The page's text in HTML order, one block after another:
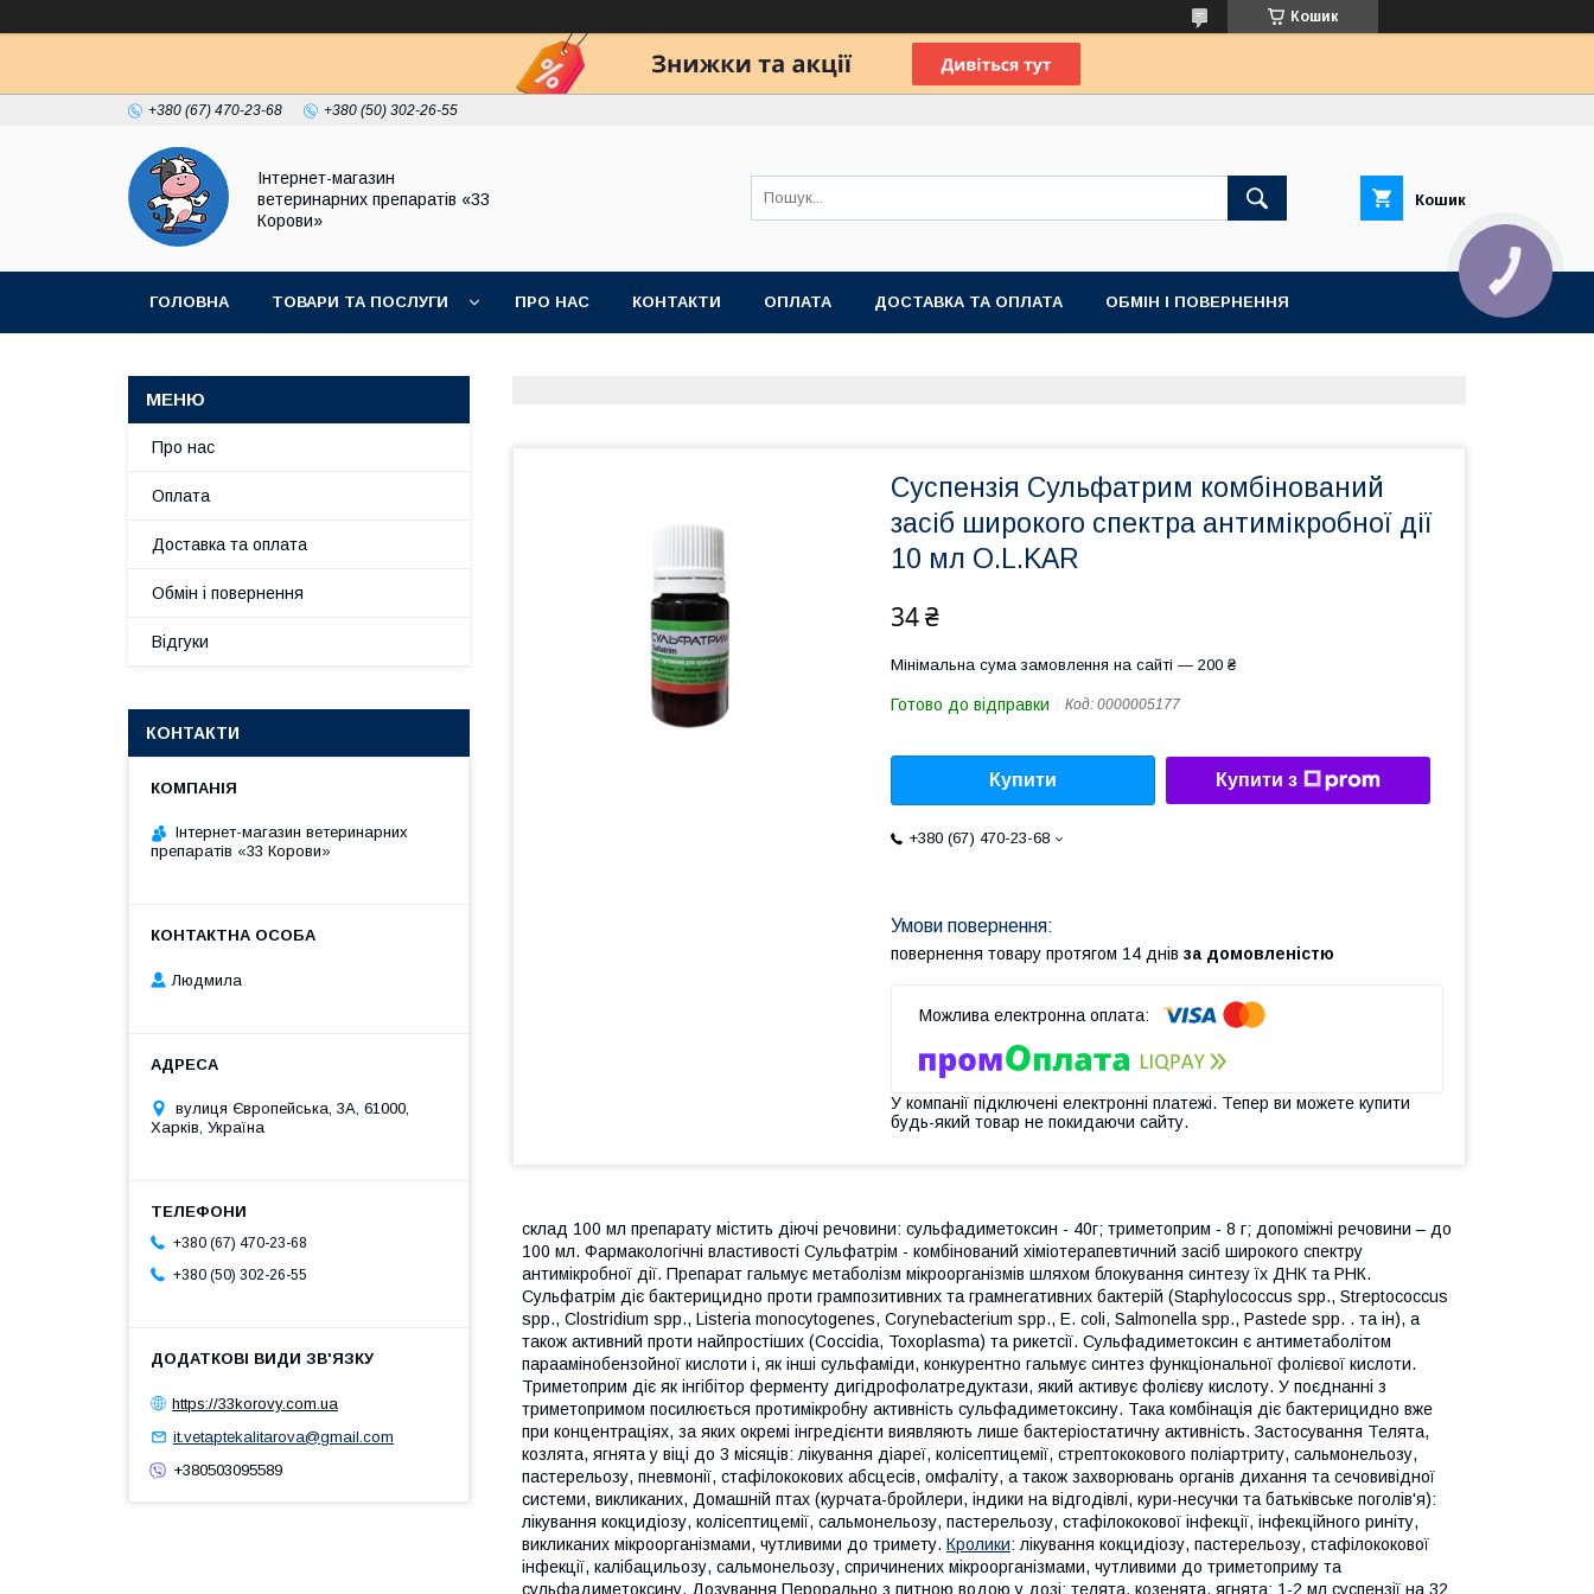
Кошик
+380 (67) 470-23-68 +380 (50) 302-26-55
Інтернет-магазин
ветеринарних препаратів «33
Корови»
Кошик
ГОЛОВНА ТОВАРИ ТА ПОСЛУГИ ПРО НАС КОНТАКТИ ОПЛАТА ДОСТАВКА ТА ОПЛАТА ОБМІН І ПОВЕРНЕННЯ
Суспензія Сульфатрим комбінований
засіб широкого спектра антимікробної дії
10 мл O.L.KAR
34 ₴
Мінімальна сума замовлення на сайті — 200 ₴
Готово до відправки Код: 0000005177
Купити Купити з
+380 (67) 470-23-68
повернення товару протягом 14 днів за домовленістю
У компанії підключені електронні платежі. Тепер ви можете купити
будь-який товар не покидаючи сайту.
склад 100 мл препарату містить діючі речовини: сульфадиметоксин - 40г; триметоприм - 8 г; допоміжні речовини – до
100 мл. Фармакологічні властивості Сульфатрім - комбінований хіміотерапевтичний засіб широкого спектру
антимікробної дії. Препарат гальмує метаболізм мікроорганізмів шляхом блокування синтезу їх ДНК та РНК.
Сульфатрім діє бактерицидно проти грампозитивних та грамнегативних бактерій (Staphylococcus spp., Streptococcus
spp., Clostridium spp., Listeria monocytogenes, Corynebacterium spp., E. coli, Salmonella spp., Pastede spp. . та ін), а
також активний проти найпростіших (Coccidia, Toxoplasma) та рикетсії. Сульфадиметоксин є антиметаболітом
параамінобензойної кислоти і, як інші сульфаміди, конкурентно гальмує синтез функціональної фолієвої кислоти.
Триметоприм діє як інгібітор ферменту дигідрофолатредуктази, який активує фолієву кислоту. У поєднанні з
триметопримом посилюється протимікробну активність сульфадиметоксину. Така комбінація діє бактерицидно вже
при концентраціях, за яких окремі інгредієнти виявляють лише бактеріостатичну активність. Застосування Телята,
козлята, ягнята у віці до 3 місяців: лікування діареї, колісептицемії, стрептококового поліартриту, сальмонельозу,
пастерельозу, пневмонії, стафілококових абсцесів, омфаліту, а також захворювань органів дихання та сечовивідної
системи, викликаних, Домашній птах (курчата-бройлери, індики на відгодівлі, кури-несучки та батьківське поголів'я):
лікування кокцидіозу, колісептицемії, сальмонельозу, пастерельозу, стафілококової інфекції, інфекційного риніту,
викликаних мікроорганізмами, чутливими до тримету. Кролики: лікування кокцидіозу, пастерельозу, стафілококової
інфекції, калібацильозу, сальмонельозу, спричинених мікроорганізмами, чутливими до триметоприму та
сульфадиметоксину. Дозування Перорально з питною водою у дозі: телята, козенята, ягнята: 1-2 мл суспензії на 32
Про нас
Оплата
Доставка та оплата
Обмін і повернення
Відгуки
КОНТАКТИ
Інтернет-магазин ветеринарних
препаратів «33 Корови»
Людмила
вулиця Європейська, 3А, 61000,
Харків, Україна
+380 (67) 470-23-68
+380 (50) 302-26-55
https://33korovy.com.ua
it.vetaptekalitarova@gmail.com
+380503095589
КНОПКА
ЗВ'ЯЗКУ